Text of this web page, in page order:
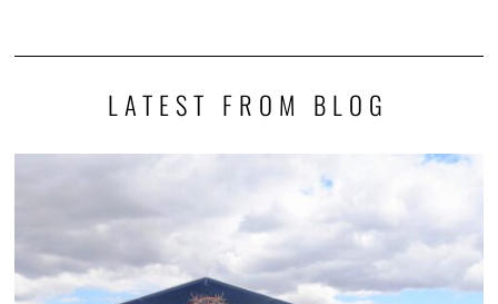
LATEST FROM BLOG